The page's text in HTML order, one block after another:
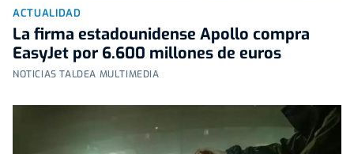
ACTUALIDAD
La firma estadounidense Apollo compra
EasyJet por 6.600 millones de euros
NOTICIAS TALDEA MULTIMEDIA